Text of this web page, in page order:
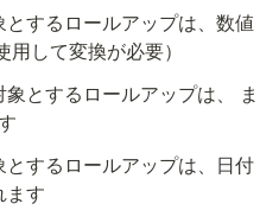
するロールアップは、数値
用して変換が必要）
とするロールアップは、
ま
するロールアップは、日付
ます